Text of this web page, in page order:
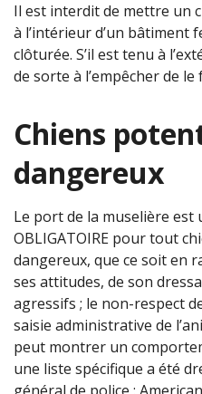
Il est interdit de mettre un
à l’intérieur d’un bâtiment
clôturée. S’il est tenu à
de sorte à l’empêcher de le
Chiens
dangereux
Le port de la muselière est
OBLIGATOIRE pour tout
dangereux, que ce soit en
ses attitudes, de son
agressifs ; le non-respect
saisie administrative de
peut montrer un
une liste spécifique a été